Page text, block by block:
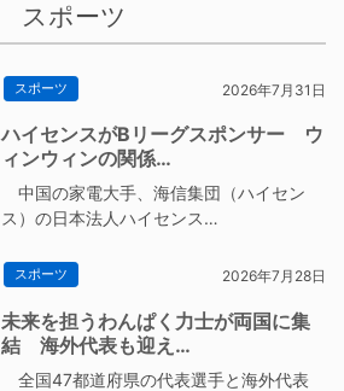
スポーツ
スポーツ 2026年7月31日
ハイセンスがBリーグスポンサー ウ
ィンウィンの関係…
中国の家電大手、海信集団（ハイセン
ス）の日本法人ハイセンス…
スポーツ 2026年7月28日
未来を担うわんぱく力士が両国に集
結 海外代表も迎え…
全国47都道府県の代表選手と海外代表